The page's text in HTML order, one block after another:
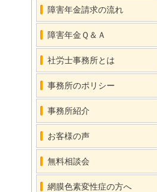
障害年金請求の流れ
障害年金Ｑ＆Ａ
社労士事務所とは
事務所のポリシー
事務所紹介
お客様の声
無料相談会
網膜色素変性症の方へ